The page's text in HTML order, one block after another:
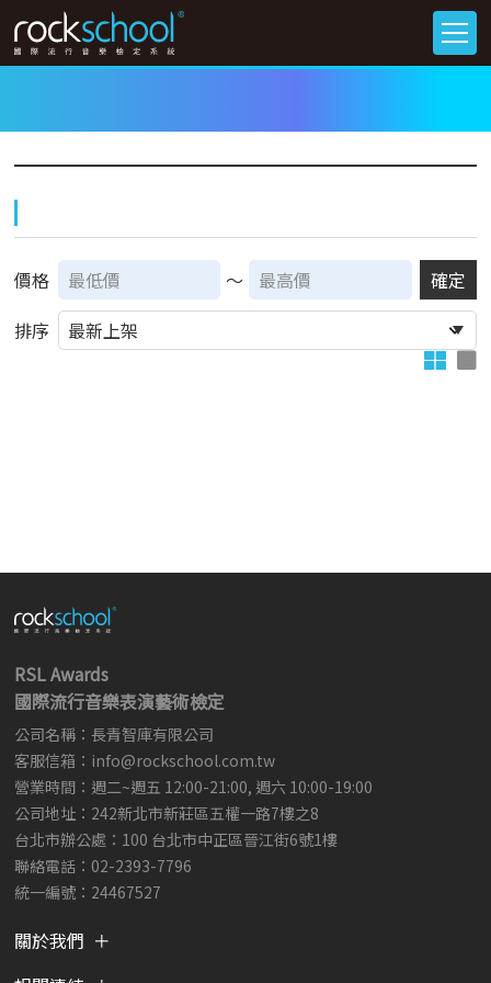
價格 ～
確定
排序
RSL Awards
國際流行音樂表演藝術檢定
公司名稱：長青智庫有限公司
客服信箱： info@rockschool.com.tw ​
營業時間：週二~週五 12:00-21:00, 週六 10:00-19:00
公司地址：242新北市新莊區五權一路7樓之8
台北市辦公處：100 台北市中正區晉江街6號1樓
聯絡電話：02-2393-7796
統一編號：24467527
關於我們